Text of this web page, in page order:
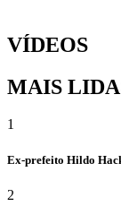
VÍDEOS
MAIS
1
Ex-prefeito Hildo
2